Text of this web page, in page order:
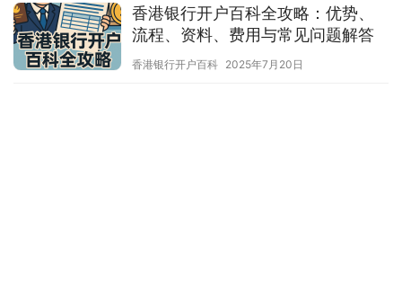
香港银行开户百科全攻略：优势、
流程、资料、费用与常见问题解答
香港银行开户百科 2025年7月20日